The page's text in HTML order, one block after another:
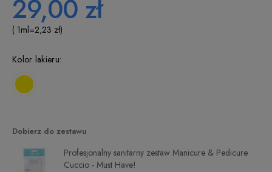
29,00 zł
( 1ml=2,23 zł)
Kolor lakieru:
Dobierz do zestawu
Profesjonalny sanitarny zestaw Manicure & Pedicure
Cuccio - Must Have!